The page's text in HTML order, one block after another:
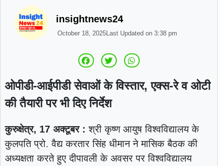
insightnews24
October 18, 2025Last Updated on 3:38 pm
ओपीडी-आईपीडी सेवाओं के विस्तार, एक्स-रे व ओटी
की तैयारी पर भी दिए निर्देश
कुरुक्षेत्र, 17 अक्टूबर : श्री कृष्ण आयुष विश्वविद्यालय के
कुलपति प्रो. वैद्य करतार सिंह धीमान ने मासिक बैठक की
अध्यक्षता करते हुए दीपावली के अवसर पर विश्वविद्यालय